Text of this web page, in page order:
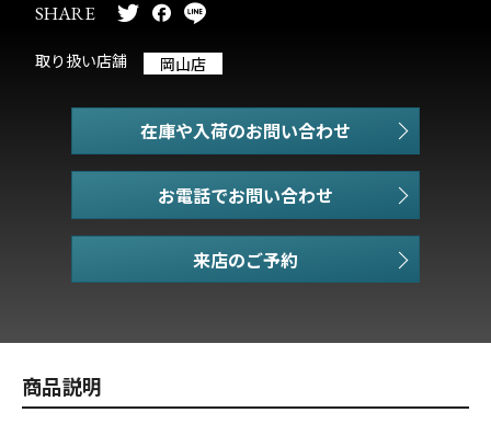
SHARE
取り扱い店舗 岡山店
在庫や入荷のお問い合わせ
お電話でお問い合わせ
商品説明